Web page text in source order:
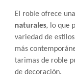
El roble ofrece una
naturales, lo que
variedad de
más
tarimas de roble
de decoración.